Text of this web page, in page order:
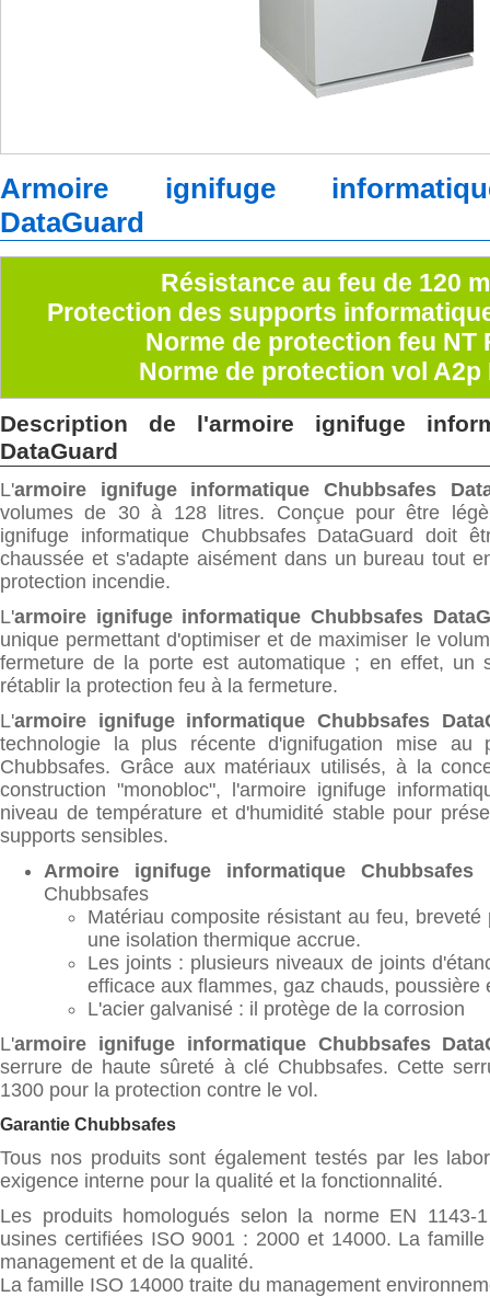
Armoire ignifuge
DataGuard
Résistance au feu de 120
Protection des supports
Norme de protection feu NT
Norme de protection vol A2p
Description de l'armoire ignifuge
DataGuard
L'armoire ignifuge informatique Chubbsafes
volumes de 30 à 128 litres. Conçue pour être
ignifuge informatique Chubbsafes DataGuard doit
chaussée et s'adapte aisément dans un bureau tout
protection incendie.
L'armoire ignifuge informatique Chubbsafes
unique permettant d'optimiser et de maximiser le
fermeture de la porte est automatique ; en effet, un
rétablir la protection feu à la fermeture.
L'armoire ignifuge informatique Chubbsafes
technologie la plus récente d'ignifugation mise au
Chubbsafes. Grâce aux matériaux utilisés, à la
construction "monobloc", l'armoire ignifuge
niveau de température et d'humidité stable pour
supports sensibles.
Armoire ignifuge informatique Chubbsafes
Chubbsafes
Matériau composite résistant au feu,
une isolation thermique accrue.
Les joints : plusieurs niveaux de joints
efficace aux flammes, gaz chauds, poussière
L'acier galvanisé : il protège de la corrosion
L'armoire ignifuge informatique Chubbsafes
serrure de haute sûreté à clé Chubbsafes. Cette
1300 pour la protection contre le vol.
Garantie Chubbsafes
Tous nos produits sont également testés par les
exigence interne pour la qualité et la fonctionnalité.
Les produits homologués selon la norme EN 1143-
usines certifiées ISO 9001 : 2000 et 14000. La
management et de la qualité.
La famille ISO 14000 traite du management